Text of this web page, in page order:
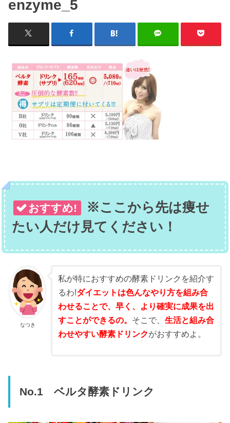
enzyme_5
おすすめ!
※ここから先は痩せ
たい人だけ見てください！
なつき
私が特におすすめの酵素ドリンクを紹介す
るわ!ダイエットは色んなやり方を組み合
わせることで、早く、より確実に成果を出
すことができるの。 そこで、 生活と組み合
わせやすい酵素ドリンクがおすすめよ。
No.1 ベルタ酵素ドリンク